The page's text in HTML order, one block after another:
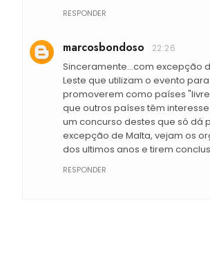
RESPONDER
marcosbondoso 22:26
Sinceramente...com excepção
Leste que utilizam o evento
promoverem como países
que outros países têm
um concurso destes que só dá
excepção de Malta, vejam os
dos ultimos anos e tirem
RESPONDER